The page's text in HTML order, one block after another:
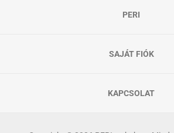
PERI
SAJÁT FIÓK
KAPCSOLAT